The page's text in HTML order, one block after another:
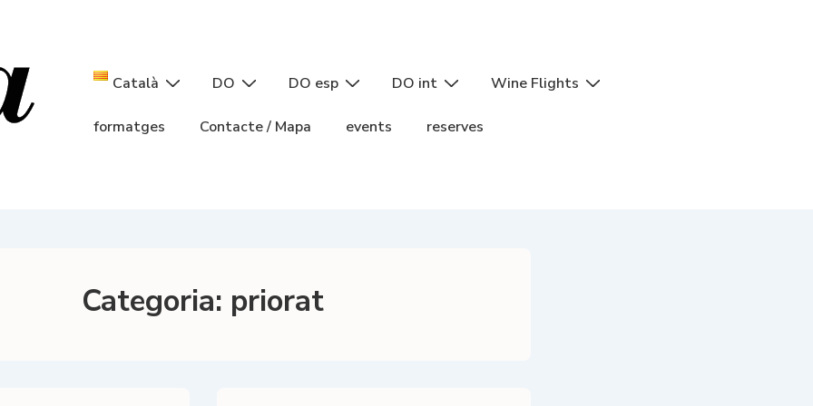
Navegació
principal
Català DO DO esp DO int Wine Flights
formatges Contacte / Mapa events reserves
Categoria: priorat